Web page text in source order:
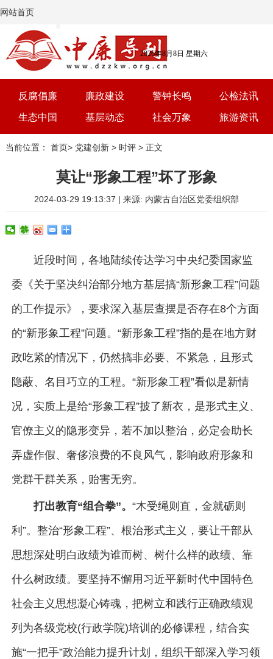
网站首页
2026年8月8日 星期六
反腐倡廉 廉政建设 警钟长鸣 公检法讯
生态中国 基层动态 社会万象 旅游资讯
党建 文选 三农 艺术
当前位置： 首页> 党建创新> 时评> 正文
莫让“形象工程”坏了形象
2024-03-29 19:13:37 | 来源: 内蒙古自治区党委组织部
近段时间，各地陆续传达学习中央纪委国家监
委《关于坚决纠治部分地方基层搞“新形象工程”问题
的工作提示》，要求深入基层查摆是否存在8个方面
的“新形象工程”问题。“新形象工程”指的是在地方财
政吃紧的情况下，仍然搞非必要、不紧急，且形式
隐蔽、名目巧立的工程。“新形象工程”看似是新情
况，实质上是给“形象工程”披了新衣，是形式主义、
官僚主义的隐形变异，若不加以整治，必定会助长
弄虚作假、奢侈浪费的不良风气，影响政府形象和
党群干群关系，贻害无穷。
打出教育“组合拳”。 “木受绳则直，金就砺则
利”。整治“形象工程”、根治形式主义，要让干部从
思想深处明白政绩为谁而树、树什么样的政绩、靠
什么树政绩。要坚持不懈用习近平新时代中国特色
社会主义思想凝心铸魂，把树立和践行正确政绩观
列为各级党校(行政学院)培训的必修课程，结合实
施“一把手”政治能力提升计划，组织干部深入学习领